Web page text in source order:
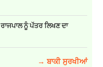
ਨੂੰ ਪੱਤਰ ਲਿਖਣ ਦਾ
→ ਬਾਕੀ ਸੁਰਖੀਆਂ